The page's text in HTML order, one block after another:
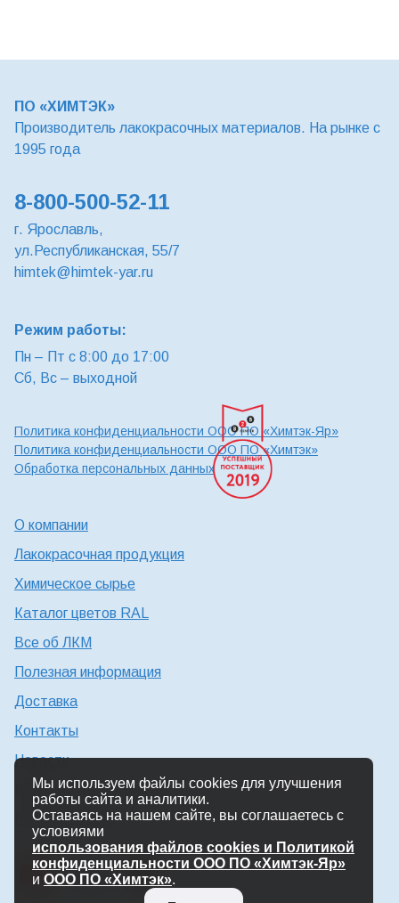
ПО «ХИМТЭК»
Производитель лакокрасочных материалов. На рынке с
1995 года
8-800-500-52-11
г. Ярославль,
ул.Республиканская, 55/7
himtek@himtek-yar.ru
Режим работы:
Пн – Пт с 8:00 до 17:00
Сб, Вс – выходной
Политика конфиденциальности ООО ПО «Химтэк-Яр»
Политика конфиденциальности ООО ПО «Химтэк»
Обработка персональных данных
О компании
Лакокрасочная продукция
Химическое сырье
Каталог цветов RAL
Все об ЛКМ
Полезная информация
Доставка
Контакты
Новости
Консультация технолога
Работа в Химтэк
Мы используем файлы cookies для улучшения
работы сайта и аналитики.
Оставаясь на нашем сайте, вы соглашаетесь с
условиями
использования файлов cookies и Политикой
конфиденциальности ООО ПО «Химтэк-Яр»
и ООО ПО «Химтэк».